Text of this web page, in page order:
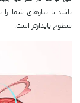
باشد تا نیازهای شما
سطوح پایدارتر است.